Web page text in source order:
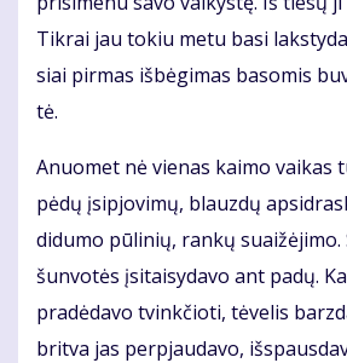
Tik­rai jau to­kiu me­tu ba­si
siai pir­mas iš­bė­gi­mas ba­so­mis
tė.
Anuo­met nė vie­nas kai­mo vai­kas
pė­dų įsi­pjo­vi­mų, blauz­dų
di­du­mo pū­li­nių, ran­kų su­ai­žė­ji­mo.
šun­vo­tės įsi­tai­sy­da­vo ant pa­dų.
pra­dė­da­vo tvink­čio­ti, tė­ve­lis
brit­va jas per­pjau­da­vo,